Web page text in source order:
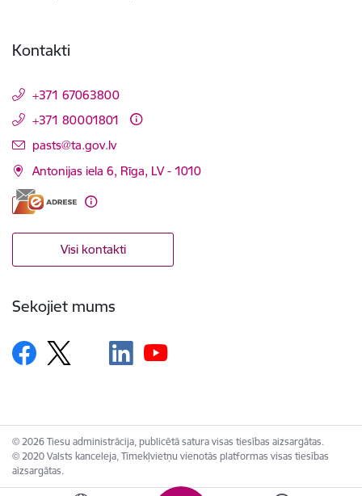
Kontakti
+371 67063800
+371 80001801
E-pasts:
pasts@ta.gov.lv
Antonijas iela 6, Rīga, LV - 1010
Visi kontakti
Sekojiet mums
© 2026 Tiesu administrācija, publicētā satura visas tiesības aizsargātas.
© 2020 Valsts kanceleja, Tīmekļvietņu vienotās platformas visas tiesības
aizsargātas.